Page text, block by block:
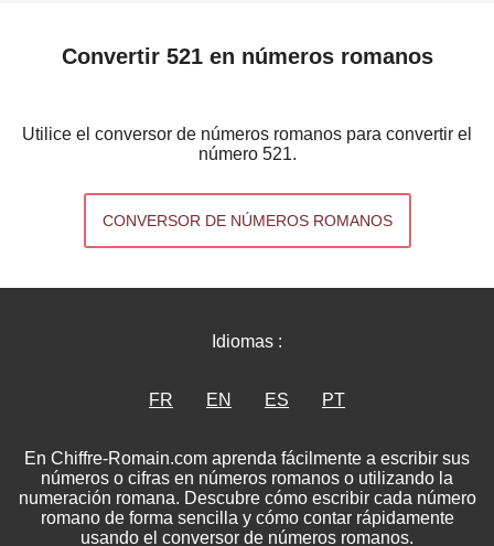
Convertir 521 en números romanos
Utilice el conversor de números romanos para convertir el
número 521.
CONVERSOR DE NÚMEROS ROMANOS
Idiomas :
FR EN ES PT
En Chiffre-Romain.com aprenda fácilmente a escribir sus
números o cifras en números romanos o utilizando la
numeración romana. Descubre cómo escribir cada número
romano de forma sencilla y cómo contar rápidamente
usando el conversor de números romanos.